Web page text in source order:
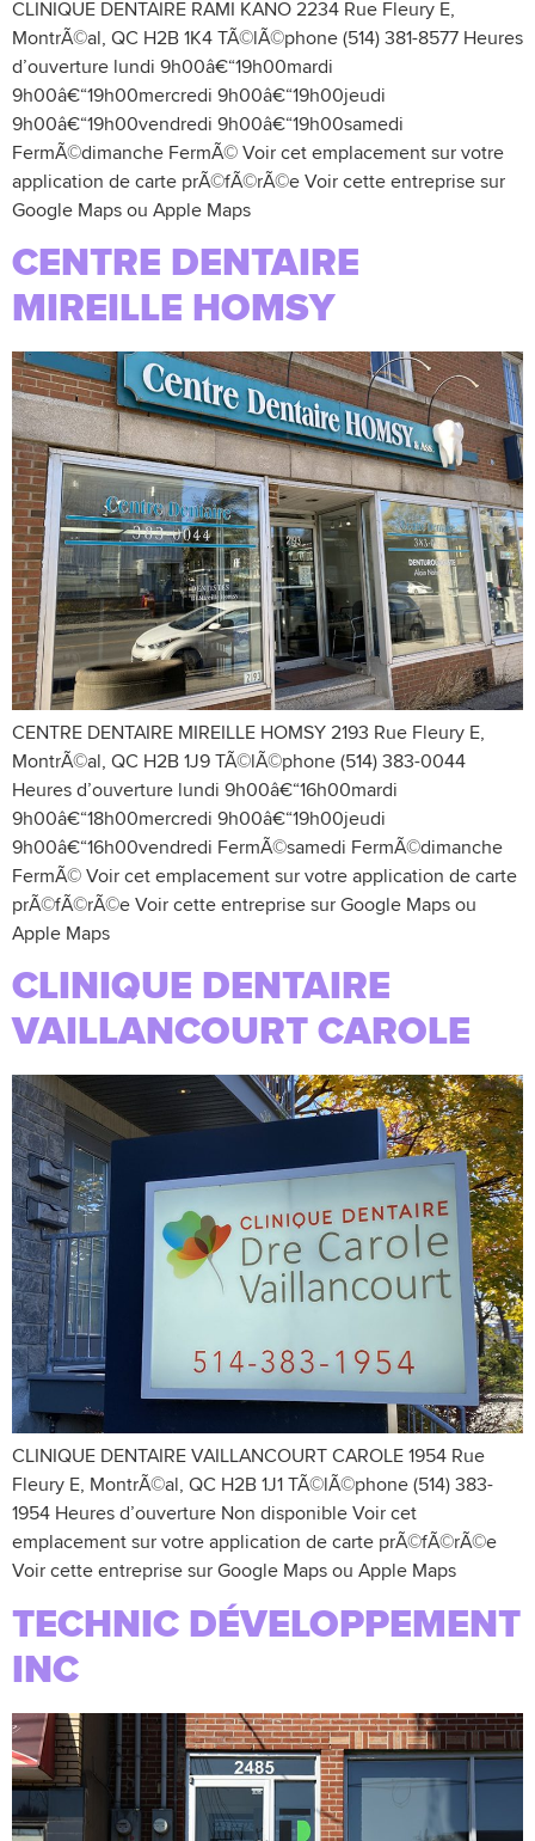
CLINIQUE DENTAIRE RAMI KANO 2234 Rue Fleury E,
MontrÃ©al, QC H2B 1K4 TÃ©lÃ©phone (514) 381-8577 Heures
d’ouverture lundi 9h00â€“19h00mardi
9h00â€“19h00mercredi 9h00â€“19h00jeudi
9h00â€“19h00vendredi 9h00â€“19h00samedi
FermÃ©dimanche FermÃ© Voir cet emplacement sur votre
application de carte prÃ©fÃ©rÃ©e Voir cette entreprise sur
Google Maps ou Apple Maps
CENTRE DENTAIRE
MIREILLE HOMSY
CENTRE DENTAIRE MIREILLE HOMSY 2193 Rue Fleury E,
MontrÃ©al, QC H2B 1J9 TÃ©lÃ©phone (514) 383-0044
Heures d’ouverture lundi 9h00â€“16h00mardi
9h00â€“18h00mercredi 9h00â€“19h00jeudi
9h00â€“16h00vendredi FermÃ©samedi FermÃ©dimanche
FermÃ© Voir cet emplacement sur votre application de carte
prÃ©fÃ©rÃ©e Voir cette entreprise sur Google Maps ou
Apple Maps
CLINIQUE DENTAIRE
VAILLANCOURT CAROLE
CLINIQUE DENTAIRE VAILLANCOURT CAROLE 1954 Rue
Fleury E, MontrÃ©al, QC H2B 1J1 TÃ©lÃ©phone (514) 383-
1954 Heures d’ouverture Non disponible Voir cet
emplacement sur votre application de carte prÃ©fÃ©rÃ©e
Voir cette entreprise sur Google Maps ou Apple Maps
TECHNIC DÉVELOPPEMENT
INC